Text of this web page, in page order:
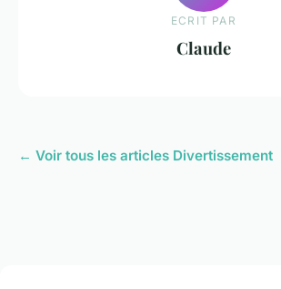
ECRIT PAR
Claude
← Voir tous les articles Divertissement